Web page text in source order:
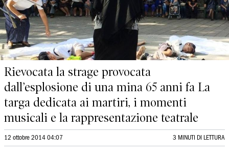
Rievocata la strage provocata
dall’esplosione di una mina 65 anni fa La
targa dedicata ai martiri, i momenti
musicali e la rappresentazione teatrale
12 ottobre 2014 04:07 3 MINUTI DI LETTURA